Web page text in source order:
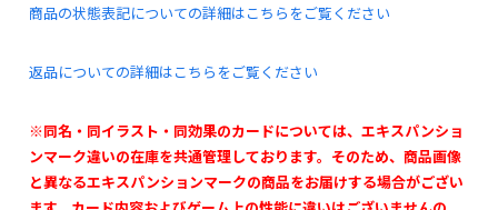
商品の状態表記についての詳細はこちらをご覧ください
返品についての詳細はこちらをご覧ください
※同名・同イラスト・同効果のカードについては、エキスパンショ
ンマーク違いの在庫を共通管理しております。そのため、商品画像
と異なるエキスパンションマークの商品をお届けする場合がござい